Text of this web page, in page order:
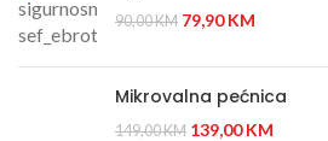
90,00KM 79,90KM
Mikrovalna pećnica
149,00KM 139,00KM